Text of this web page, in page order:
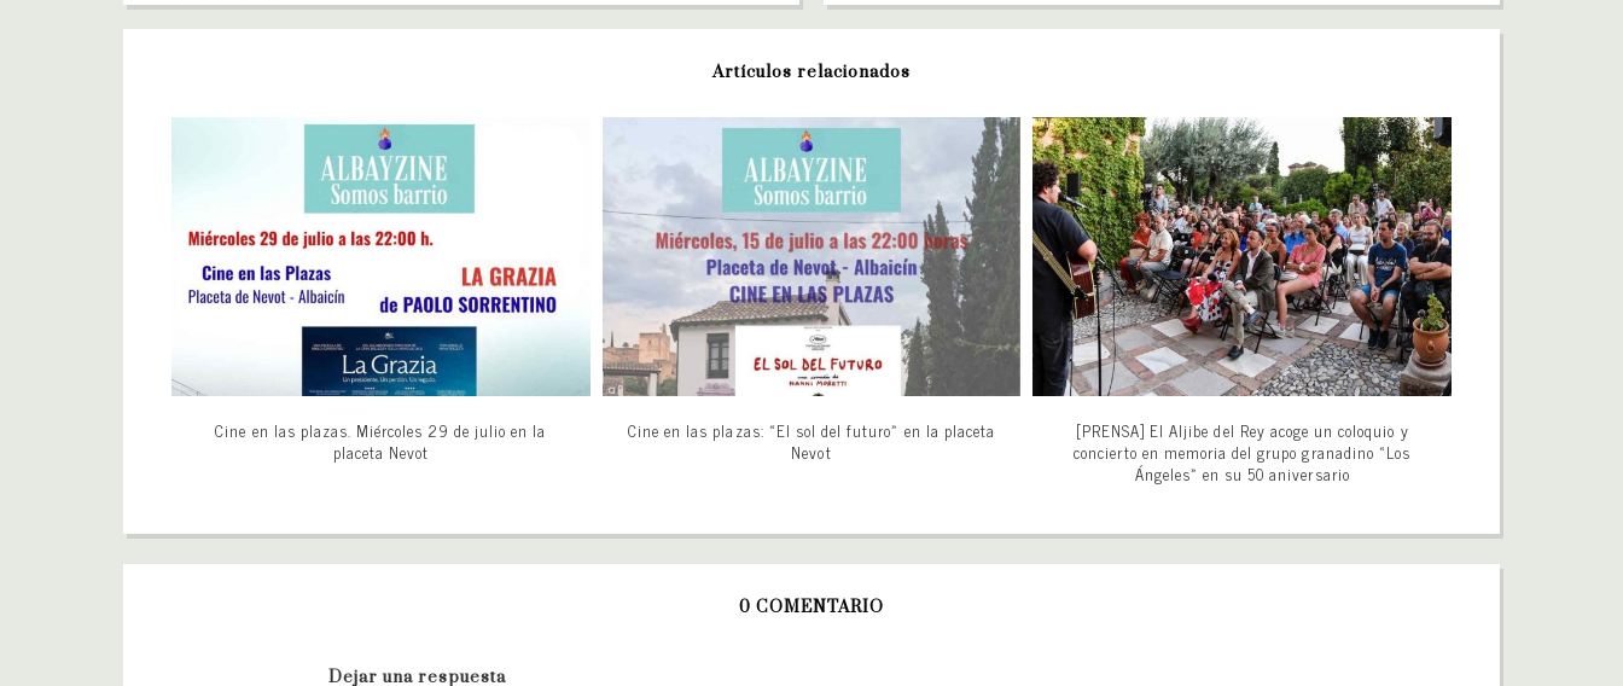
Artículos relacionados
Cine en las plazas. Miércoles 29 de julio en la
placeta Nevot
Cine en las plazas: «El sol del futuro» en la placeta
Nevot
[PRENSA] El Aljibe del Rey acoge un coloquio y
concierto en memoria del grupo granadino «Los
Ángeles» en su 50 aniversario
0 COMENTARIO
Dejar una respuesta